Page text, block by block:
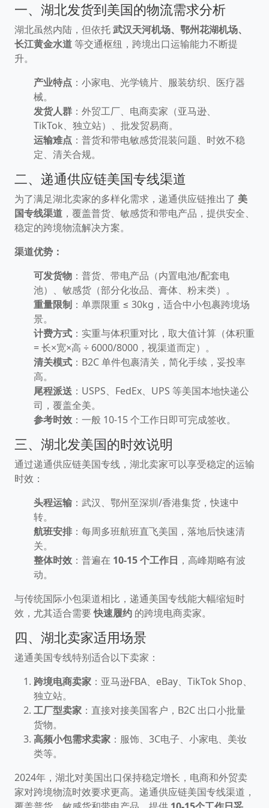
一、湖北发货到美国的物流需求分析
湖北虽然内陆，但依托武汉天河机场、鄂州花湖机场、
长江黄金水道 等交通枢纽，跨境出口运输能力不断提
升。
产业特点 ：小家电、光学镜片、服装纺织、医疗器
械。
发货人群 ：外贸工厂、电商卖家（亚马逊、
TikTok、独立站）、批发贸易商。
运输难点 ：普货和带电敏感货混装问题、时效不稳
定、清关合规。
二、递通供应链美国专线渠道
为了满足湖北卖家的多样化需求，递通供应链推出了 美
国专线渠道 ，覆盖普货、敏感货和带电产品，提供安全、
稳定的跨境物流解决方案。
渠道优势：
可发货物 ：普货、带电产品（内置电池/配套电
池）、敏感货（部分化妆品、膏体、粉末类）。
重量限制 ：单票限重 ≤ 30kg，适合中小包裹跨境场
景。
计费方式 ：实重与体积重对比，取大值计算（体积重
= 长×宽×高 ÷ 6000/8000，视渠道而定）。
清关模式 ：B2C 单件包裹清关，简化手续，妥投率
高。
尾程派送 ：USPS、FedEx、UPS 等美国本地快递公
司，覆盖全美。
参考时效 ：一般 10-15 个工作日即可完成签收。
三、湖北发美国的时效说明
通过递通供应链美国专线，湖北卖家可以享受稳定的运输
时效：
头程运输 ：武汉、鄂州至深圳/香港集货，快速中
转。
航班安排 ：每周多班航班直飞美国，落地后快速清
关。
整体时效 ：普遍在 10-15 个工作日 ，高峰期略有波
动。
与传统国际小包渠道相比，递通美国专线能大幅缩短时
效，尤其适合需要快速履约 的跨境电商卖家。
四、湖北卖家适用场景
递通美国专线特别适合以下卖家：
跨境电商卖家 ：亚马逊FBA、eBay、TikTok Shop、
独立站。
工厂型卖家 ：直接对接美国客户，B2C 出口小批量
货物。
高频小包需求卖家 ：服饰、3C电子、小家电、美妆
类等。
2024年，湖北对美国出口保持稳定增长，电商和外贸卖
家对跨境物流时效要求更高。递通供应链美国专线渠道，